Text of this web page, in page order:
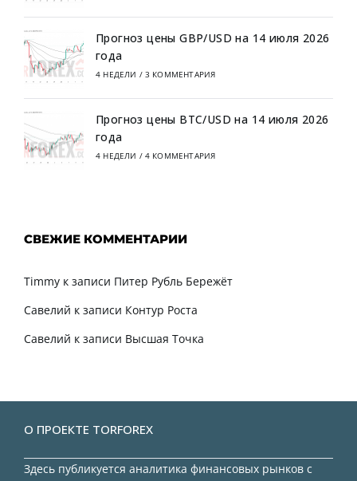
Прогноз цены GBP/USD на 14 июля 2026
года
4 НЕДЕЛИ / 3 КОММЕНТАРИЯ
Прогноз цены BTC/USD на 14 июля 2026
года
4 НЕДЕЛИ / 4 КОММЕНТАРИЯ
СВЕЖИЕ КОММЕНТАРИИ
Timmy к записи Питер Рубль Бережёт
Савелий к записи Контур Роста
Савелий к записи Высшая Точка
О ПРОЕКТЕ TORFOREX
Здесь публикуется аналитика финансовых рынков с